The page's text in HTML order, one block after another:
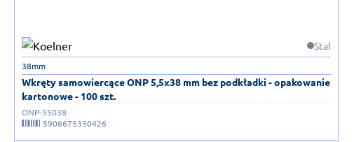
Stal
Wkręty samowiercące ONP 5,5x38 mm bez podkładki - opakowanie
kartonowe - 100 szt.
38mm
ONP-55038
5906675330426